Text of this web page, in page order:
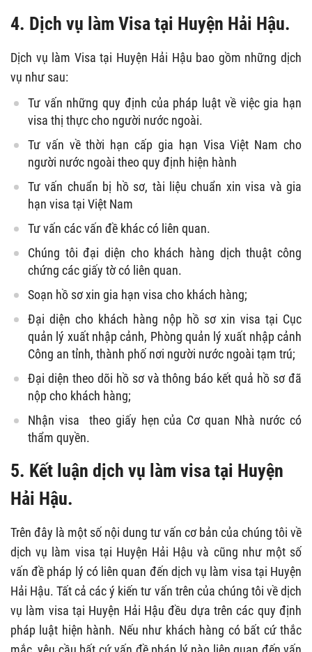
4. Dịch vụ làm Visa tại Huyện Hải Hậu.
Dịch vụ làm Visa tại Huyện Hải Hậu bao gồm những dịch
vụ như sau:
Tư vấn những quy định của pháp luật về việc gia hạn
visa thị thực cho người nước ngoài.
Tư vấn về thời hạn cấp gia hạn Visa Việt Nam cho
người nước ngoài theo quy định hiện hành
Tư vấn chuẩn bị hồ sơ, tài liệu chuẩn xin visa và gia
hạn visa tại Việt Nam
Tư vấn các vấn đề khác có liên quan.
Chúng tôi đại diện cho khách hàng dịch thuật công
chứng các giấy tờ có liên quan.
Soạn hồ sơ xin gia hạn visa cho khách hàng;
Đại diện cho khách hàng nộp hồ sơ xin visa tại Cục
quản lý xuất nhập cảnh, Phòng quản lý xuất nhập cảnh
Công an tỉnh, thành phố nơi người nước ngoài tạm trú;
Đại diện theo dõi hồ sơ và thông báo kết quả hồ sơ đã
nộp cho khách hàng;
Nhận visa theo giấy hẹn của Cơ quan Nhà nước có
thẩm quyền.
5. Kết luận dịch vụ làm visa tại Huyện
Hải Hậu.
Trên đây là một số nội dung tư vấn cơ bản của chúng tôi về
dịch vụ làm visa tại Huyện Hải Hậu và cũng như một số
vấn đề pháp lý có liên quan đến dịch vụ làm visa tại Huyện
Hải Hậu. Tất cả các ý kiến tư vấn trên của chúng tôi về dịch
vụ làm visa tại Huyện Hải Hậu đều dựa trên các quy định
pháp luật hiện hành. Nếu như khách hàng có bất cứ thắc